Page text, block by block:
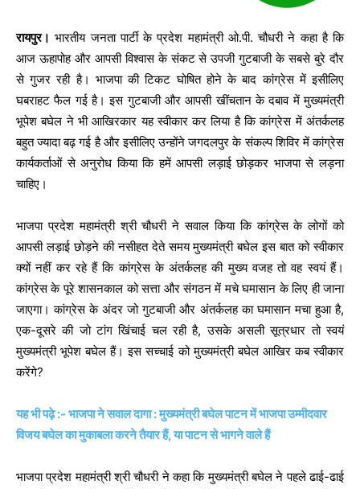
रायपुर। भारतीय जनता पार्टी के प्रदेश महामंत्री ओ.पी. चौधरी ने कहा है कि
आज ऊहापोह और आपसी विश्वास के संकट से उपजी गुटबाजी के सबसे बुरे दौर
से गुजर रही है। भाजपा की टिकट घोषित होने के बाद कांग्रेस में इसीलिए
घबराहट फैल गई है। इस गुटबाजी और आपसी खींचतान के दबाव में मुख्यमंत्री
भूपेश बघेल ने भी आखिरकार यह स्वीकार कर लिया है कि कांग्रेस में अंतर्कलह
बहुत ज्यादा बढ़ गई है और इसीलिए उन्होंने जगदलपुर के संकल्प शिविर में कांग्रेस
कार्यकर्ताओं से अनुरोध किया कि हमें आपसी लड़ाई छोड़कर भाजपा से लड़ना
चाहिए।
भाजपा प्रदेश महामंत्री श्री चौधरी ने सवाल किया कि कांग्रेस के लोगों को
आपसी लड़ाई छोड़ने की नसीहत देते समय मुख्यमंत्री बघेल इस बात को स्वीकार
क्यों नहीं कर रहे हैं कि कांग्रेस के अंतर्कलह की मुख्य वजह तो वह स्वयं हैं।
कांग्रेस के पूरे शासनकाल को सत्ता और संगठन में मचे घमासान के लिए ही जाना
जाएगा। कांग्रेस के अंदर जो गुटबाजी और अंतर्कलह का घमासान मचा हुआ है,
एक-दूसरे की जो टांग खिंचाई चल रही है, उसके असली सूत्रधार तो स्वयं
मुख्यमंत्री भूपेश बघेल हैं। इस सच्चाई को मुख्यमंत्री बघेल आखिर कब स्वीकार
करेंगे?
यह भी पढ़े :- भाजपा ने सवाल दागा : मुख्यमंत्री बघेल पाटन में भाजपा उम्मीदवार
विजय बघेल का मुकाबला करने तैयार हैं, या पाटन से भागने वाले हैं
भाजपा प्रदेश महामंत्री श्री चौधरी ने कहा कि मुख्यमंत्री बघेल ने पहले ढाई-ढाई